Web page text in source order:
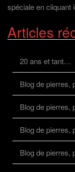
spéciale en cliquant
Articles
20 ans et tant…
Blog de pierres,
Blog de pierres,
Blog de pierres,
Blog de pierres,